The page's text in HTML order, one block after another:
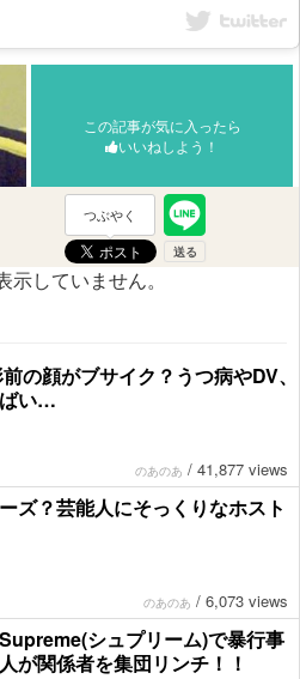
この記事が気に入ったら
いいねしよう！
つぶやく
していません。
の顔がブサイク？うつ病やDV、
い…
のあのあ / 41,877 views
ズ？芸能人にそっくりなホスト
のあのあ / 6,073 views
シュプリーム)で暴行事
が関係者を集団リンチ！！